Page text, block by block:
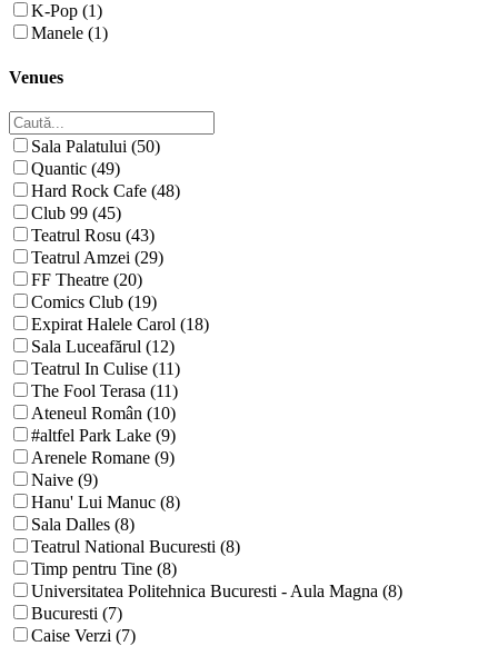
K-Pop (1)
Manele (1)
Venues
Sala Palatului (50)
Quantic (49)
Hard Rock Cafe (48)
Club 99 (45)
Teatrul Rosu (43)
Teatrul Amzei (29)
FF Theatre (20)
Comics Club (19)
Expirat Halele Carol (18)
Sala Luceafărul (12)
Teatrul In Culise (11)
The Fool Terasa (11)
Ateneul Român (10)
#altfel Park Lake (9)
Arenele Romane (9)
Naive (9)
Hanu' Lui Manuc (8)
Sala Dalles (8)
Teatrul National Bucuresti (8)
Timp pentru Tine (8)
Universitatea Politehnica Bucuresti - Aula Magna (8)
Bucuresti (7)
Caise Verzi (7)